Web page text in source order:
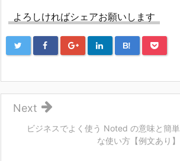
よろしければシェアお願いします
B!
ビジネスでよく使う Noted の意味と簡単
な使い方【例文あり】
Next